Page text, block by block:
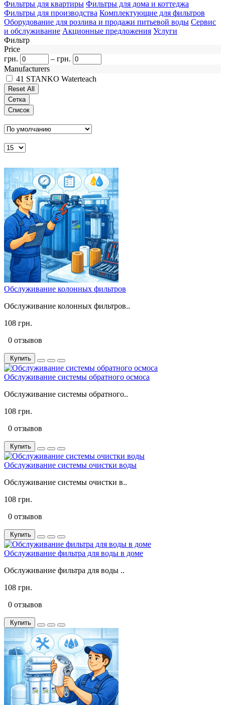
Фильтры для квартиры Фильтры для дома и коттеджа
Фильтры для производства Комплектующие для фильтров
Оборудование для розлива и продажи питьевой воды Сервис
и обслуживание Акционные предложения Услуги
Фильтр
Price
грн.
– грн.
Manufacturers
41 STANKO Waterteach
Сетка
Список
Обслуживание колонных фильтров
Обслуживание колонных фильтров..
108 грн.
0 отзывов
Купить
Обслуживание системы обратного осмоса
Обслуживание системы обратного..
108 грн.
0 отзывов
Купить
Обслуживание системы очистки воды
Обслуживание системы очистки в..
108 грн.
0 отзывов
Купить
Обслуживание фильтра для воды в доме
Обслуживание фильтра для воды ..
108 грн.
0 отзывов
Купить